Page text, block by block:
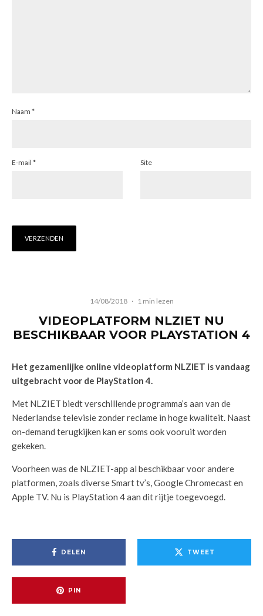
Naam *
E-mail * Site
14/08/2018 · 1 min lezen
VIDEOPLATFORM NLZIET NU
BESCHIKBAAR VOOR PLAYSTATION 4
Het gezamenlijke online videoplatform NLZIET is vandaag
uitgebracht voor de PlayStation 4.
Met NLZIET biedt verschillende programma’s aan van de
Nederlandse televisie zonder reclame in hoge kwaliteit. Naast
on-demand terugkijken kan er soms ook vooruit worden
gekeken.
Voorheen was de NLZIET-app al beschikbaar voor andere
platformen, zoals diverse Smart tv’s, Google Chromecast en
Apple TV. Nu is PlayStation 4 aan dit rijtje toegevoegd.
DELEN TWEET
PIN